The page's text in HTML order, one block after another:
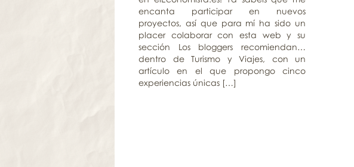
encanta participar en nuevos
proyectos, así que para mí ha sido un
placer colaborar con esta web y su
sección Los bloggers recomiendan…
dentro de Turismo y Viajes, con un
artículo en el que propongo cinco
experiencias únicas […]